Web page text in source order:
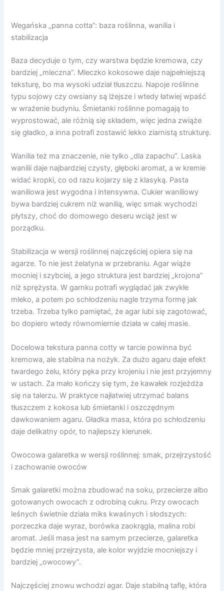
Wegańska „panna cotta”: baza roślinna, wanilia i
stabilizacja
Baza decyduje o tym, czy warstwa będzie kremowa, czy
bardziej „mleczna”. Mleczko kokosowe daje najpełniejszą
teksturę, bo ma wysoki udział tłuszczu. Napoje roślinne
typu sojowy czy owsiany są lżejsze i wtedy łatwiej wpaść
w wrażenie budyniu. Śmietanki roślinne pomagają to
wyprostować, ale różnią się składem, więc jedna zwiąże
się gładko, a inna potrafi zostawić lekko ziarnistą strukturę.
Wanilia też ma znaczenie, nie tylko „dla zapachu”. Laska
wanilii daje najbardziej czysty, głęboki aromat, a w kremie
widać kropki, co od razu kojarzy się z klasyką. Pasta
waniliowa jest wygodna i intensywna. Cukier waniliowy
bywa bardziej cukrem niż wanilią, więc smak wychodzi
płytszy, choć do domowego deseru wciąż jest w
porządku.
Stabilizacja w wersji roślinnej najczęściej opiera się na
agarze. To nie jest żelatyna w przebraniu. Agar wiąże
mocniej i szybciej, a jego struktura jest bardziej „krojona”
niż sprężysta. W garnku potrafi wyglądać jak zwykłe
mleko, a potem po schłodzeniu nagle trzyma formę jak
trzeba. Trzeba tylko pamiętać, że agar lubi się zagotować,
bo dopiero wtedy równomiernie działa w całej masie.
Docelowa tekstura panna cotty w tarcie powinna być
kremowa, ale stabilna na nożyk. Za dużo agaru daje efekt
twardego żelu, który pęka przy krojeniu i nie jest przyjemny
w ustach. Za mało kończy się tym, że kawałek rozjeżdża
się na talerzu. W praktyce najłatwiej utrzymać balans
tłuszczem z kokosa lub śmietanki i oszczędnym
dawkowaniem agaru. Gładka masa, która po schłodzeniu
daje delikatny opór, to najlepszy kierunek.
Owocowa galaretka w wersji roślinnej: smak, przejrzystość
i zachowanie owoców
Smak galaretki można zbudować na soku, przecierze albo
gotowanych owocach z odrobiną cukru. Przy owocach
leśnych świetnie działa miks kwaśnych i słodszych:
porzeczka daje wyraz, borówka zaokrągla, malina robi
aromat. Jeśli masa jest na samym przecierze, galaretka
będzie mniej przejrzysta, ale kolor wyjdzie mocniejszy i
bardziej „owocowy”.
Najczęściej znowu wchodzi agar. Daje stabilną taflę, która